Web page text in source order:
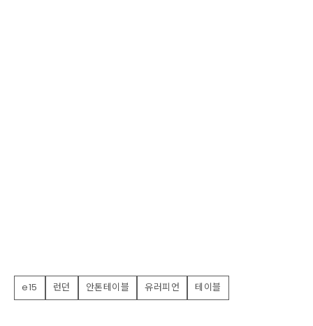
e15 런던 안톤테이블 유러피언 테이블